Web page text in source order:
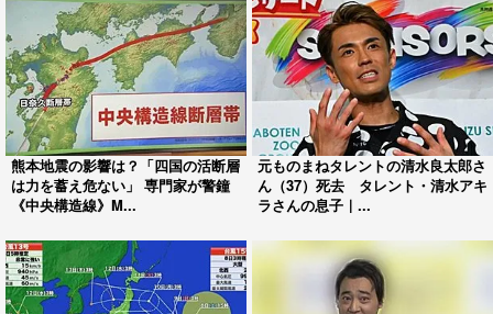
熊本地震の影響は？「四国の活断層
は力を蓄え危ない」 専門家が警鐘
《中央構造線》M...
元ものまねタレントの清水良太郎さ
ん（37）死去 タレント・清水アキ
ラさんの息子｜...